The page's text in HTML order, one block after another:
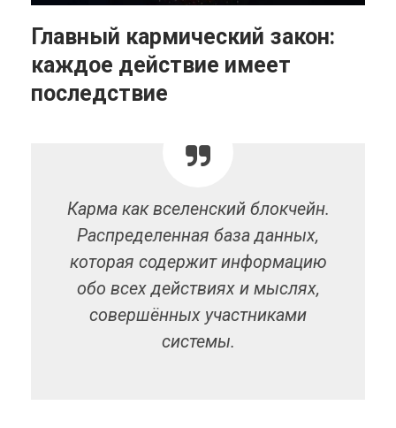
Главный кармический закон:
каждое действие имеет
последствие
Карма как вселенский блокчейн.
Распределенная база данных,
которая содержит информацию
обо всех действиях и мыслях,
совершённых участниками
системы.